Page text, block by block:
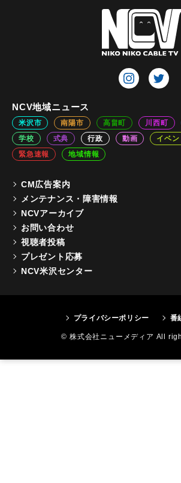
NCV地域ニュース
米沢市 南陽市 高畠町 川西町
学校
式典 行政 動画 イベン
緊急速報
地域情報
CM広告案内
メンテナンス・障害情報
NCVアーカイブ
お問い合わせ
視聴者投稿
プレゼント応募
NCV米沢センター
プライバシーポリシー 番
© 株式会社ニューメディア All